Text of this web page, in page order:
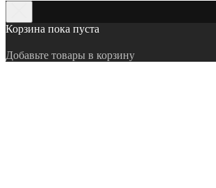
Корзина пока пуста
Добавьте товары в корзину